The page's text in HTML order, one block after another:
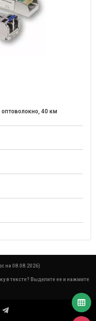
40 км
на 08.08.2026)
в тексте? Выделите ее и нажмите